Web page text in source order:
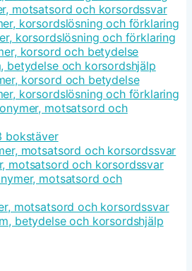
motsatsord och korsordssvar
korsordslösning och förklaring
korsordslösning och förklaring
korsord och betydelse
betydelse och korsordshjälp
korsord och betydelse
korsordslösning och förklaring
motsatsord och
bokstäver
motsatsord och korsordssvar
motsatsord och korsordssvar
motsatsord och
motsatsord och korsordssvar
betydelse och korsordshjälp